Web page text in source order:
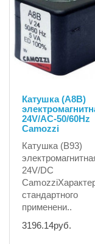
Катушка (A8B)
24V/AC-50/60Hz
Camozzi
Катушка (B93)
24V/DC
стандартного
применени..
3196.14руб.